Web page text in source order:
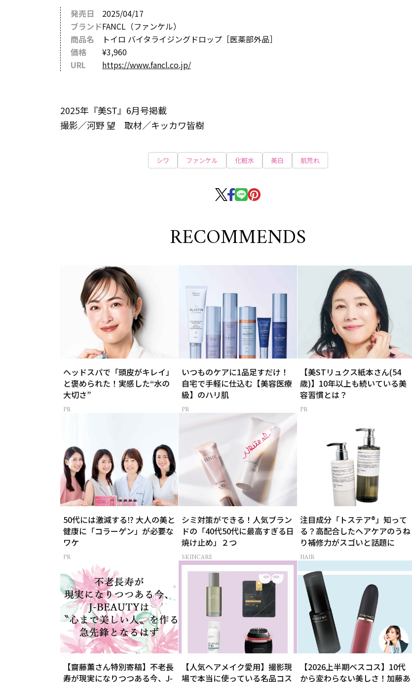
発売日
2025/04/17
ブランドFANCL（ファンケル）
商品名
トイロ バイタライジングドロップ［医薬部外品］
価格
¥3,960
URL
https://www.fancl.co.jp/
2025年『美ST』6月号掲載
撮影／河野 望 取材／キッカワ皆樹
シワ ファンケル 化粧水 美白 肌荒れ
RECOMMENDS
ヘッドスパで「頭皮がキレイ」
と褒められた！実感した“水の
大切さ”
いつものケアに1品足すだけ！
自宅で手軽に仕込む【美容医療
級】のハリ肌
【美STリュクス紙本さん(54
歳)】10年以上も続いている美
容習慣とは？
50代には激減する⁉ 大人の美と
健康に「コラーゲン」が必要な
ワケ
シミ対策ができる！人気ブラン
ドの「40代50代に最高すぎる日
焼け止め」２つ
SKINCARE
注目成分「トステア®」知って
る？高配合したヘアケアのうね
り補修力がスゴいと話題に
HAIR
【齋藤薫さん特別寄稿】不老長
寿が現実になりつつある今、J-
【人気ヘアメイク愛用】撮影現
場で本当に使っている名品コス
【2026上半期ベスコス】10代
から変わらない美しさ！加藤あ